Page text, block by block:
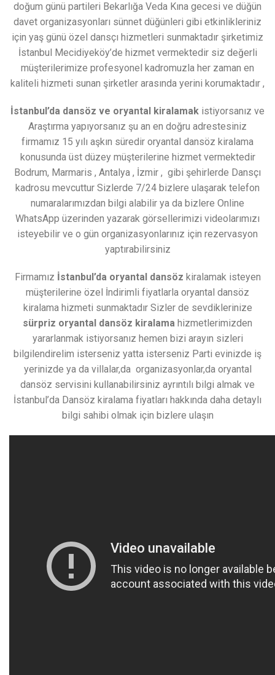
doğum günü partileri Bekarlığa Veda Kına gecesi ve düğün
davet organizasyonları sünnet düğünleri gibi etkinlikleriniz
için yaş günü özel dansçı hizmetleri sunmaktadır şirketimiz
İstanbul Mecidiyeköy’de hizmet vermektedir siz değerli
müşterilerimize profesyonel kadromuzla her zaman en
kaliteli hizmeti sunan şirketler arasında yerini korumaktadır ,
İstanbul’da dansöz ve oryantal kiralamak istiyorsanız ve
Araştırma yapıyorsanız şu an en doğru adrestesiniz
firmamız 15 yılı aşkın süredir oryantal dansöz kiralama
konusunda üst düzey müşterilerine hizmet vermektedir
Bodrum, Marmaris , Antalya , İzmir , gibi şehirlerde Dansçı
kadrosu mevcuttur Sizlerde 7/24 bizlere ulaşarak telefon
numaralarımızdan bilgi alabilir ya da bizlere Online
WhatsApp üzerinden yazarak görsellerimizi videolarımızı
isteyebilir ve o gün organizasyonlarınız için rezervasyon
yaptırabilirsiniz
Firmamız İstanbul’da oryantal dansöz kiralamak isteyen
müşterilerine özel İndirimli fiyatlarla oryantal dansöz
kiralama hizmeti sunmaktadır Sizler de sevdiklerinize
sürpriz oryantal dansöz kiralama hizmetlerimizden
yararlanmak istiyorsanız hemen bizi arayın sizleri
bilgilendirelim isterseniz yatta isterseniz Parti evinizde iş
yerinizde ya da villalar,da organizasyonlar,da oryantal
dansöz servisini kullanabilirsiniz ayrıntılı bilgi almak ve
İstanbul’da Dansöz kiralama fiyatları hakkında daha detaylı
bilgi sahibi olmak için bizlere ulaşın